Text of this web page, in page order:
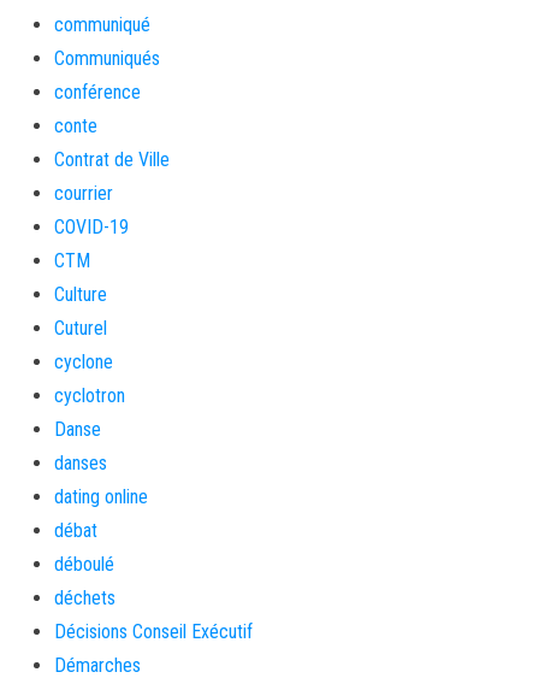
communiqué
Communiqués
conférence
conte
Contrat de Ville
courrier
COVID-19
CTM
Culture
Cuturel
cyclone
cyclotron
Danse
danses
dating online
débat
déboulé
déchets
Décisions Conseil Exécutif
Démarches